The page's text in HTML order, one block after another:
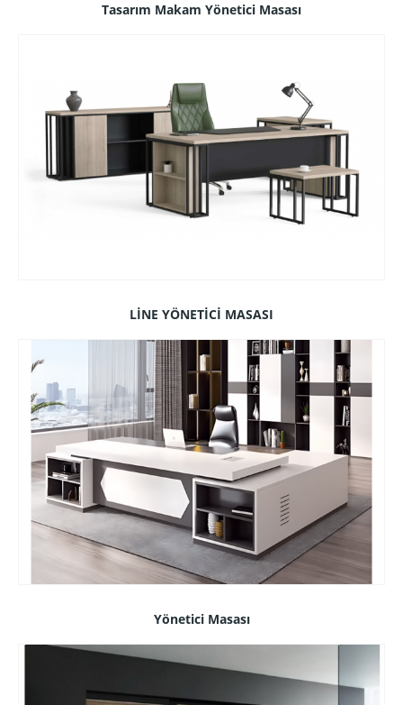
Tasarım Makam Yönetici Masası
LİNE YÖNETİCİ MASASI
Yönetici Masası